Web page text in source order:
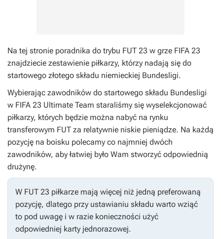
Na tej stronie poradnika do trybu FUT 23 w grze FIFA 23
znajdziecie zestawienie piłkarzy, którzy nadają się do
startowego złotego składu niemieckiej Bundesligi.
Wybierając zawodników do startowego składu Bundesligi
w FIFA 23 Ultimate Team staraliśmy się wyselekcjonować
piłkarzy, których będzie można nabyć na rynku
transferowym FUT za relatywnie niskie pieniądze. Na każdą
pozycję na boisku polecamy co najmniej dwóch
zawodników, aby łatwiej było Wam stworzyć odpowiednią
drużynę.
W FUT 23 piłkarze mają więcej niż jedną preferowaną
pozycję, dlatego przy ustawianiu składu warto wziąć
to pod uwagę i w razie konieczności użyć
odpowiedniej karty jednorazowej.